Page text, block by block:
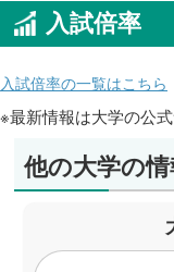
入試倍率
入試倍率の一覧はこちら
※最新情報は大学の公
他の大学の